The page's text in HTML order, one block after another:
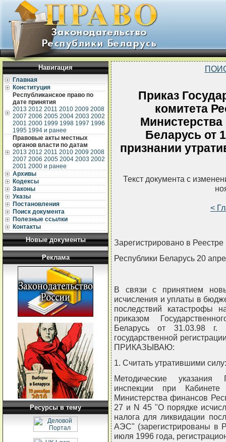
Навигация
Главная
Конституция
Республиканское право по
дате принятия
2013 2012 2011 2010 2009 2008
2007 2006 2005 2004 2003 2002
2001 2000 1999 1998 1997 1996
1995 1994 и ранее
Правовые акты местных
органов власти по датам
2013 2012 2011 2010 2009 2008
2007 2006 2005 2004 2003 2002
2001 2000 и ранее
Архивы
Кодексы
Законы
Указы
Постановления
Поиск документа
Полезные ссылки
Контакты
Новые документы
Реклама
Ресурсы в тему
Приказ
комитета
Беларусь от
признании
Текст документа с
<
Зарегистрировано в Реестре
Республики Беларусь 20
В связи с принятием
исчисления и уплаты в
последствий катастрофы
приказом
Беларусь от 31.03.98 г.
государственной
ПРИКАЗЫВАЮ:
1. Считать утратившими силу:
Методические указания
инспекции при
Министерства финансов
27 и N 45 "О порядке
налога для ликвидации
АЭС" (зарегистрированы в
июля 1996 года,